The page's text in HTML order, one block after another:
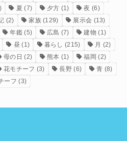
夏 (7) 夕方 (1) 夜 (6)
(2) 家族(129) 展示会 (13)
年鑑(5) 広島 (7) 建物 (1)
昼 (1) 暮らし (215) 月 (2)
母の日 (2) 熊本 (1) 福岡 (2)
花モチーフ (3) 長野 (6) 青 (8)
ーフ (3)